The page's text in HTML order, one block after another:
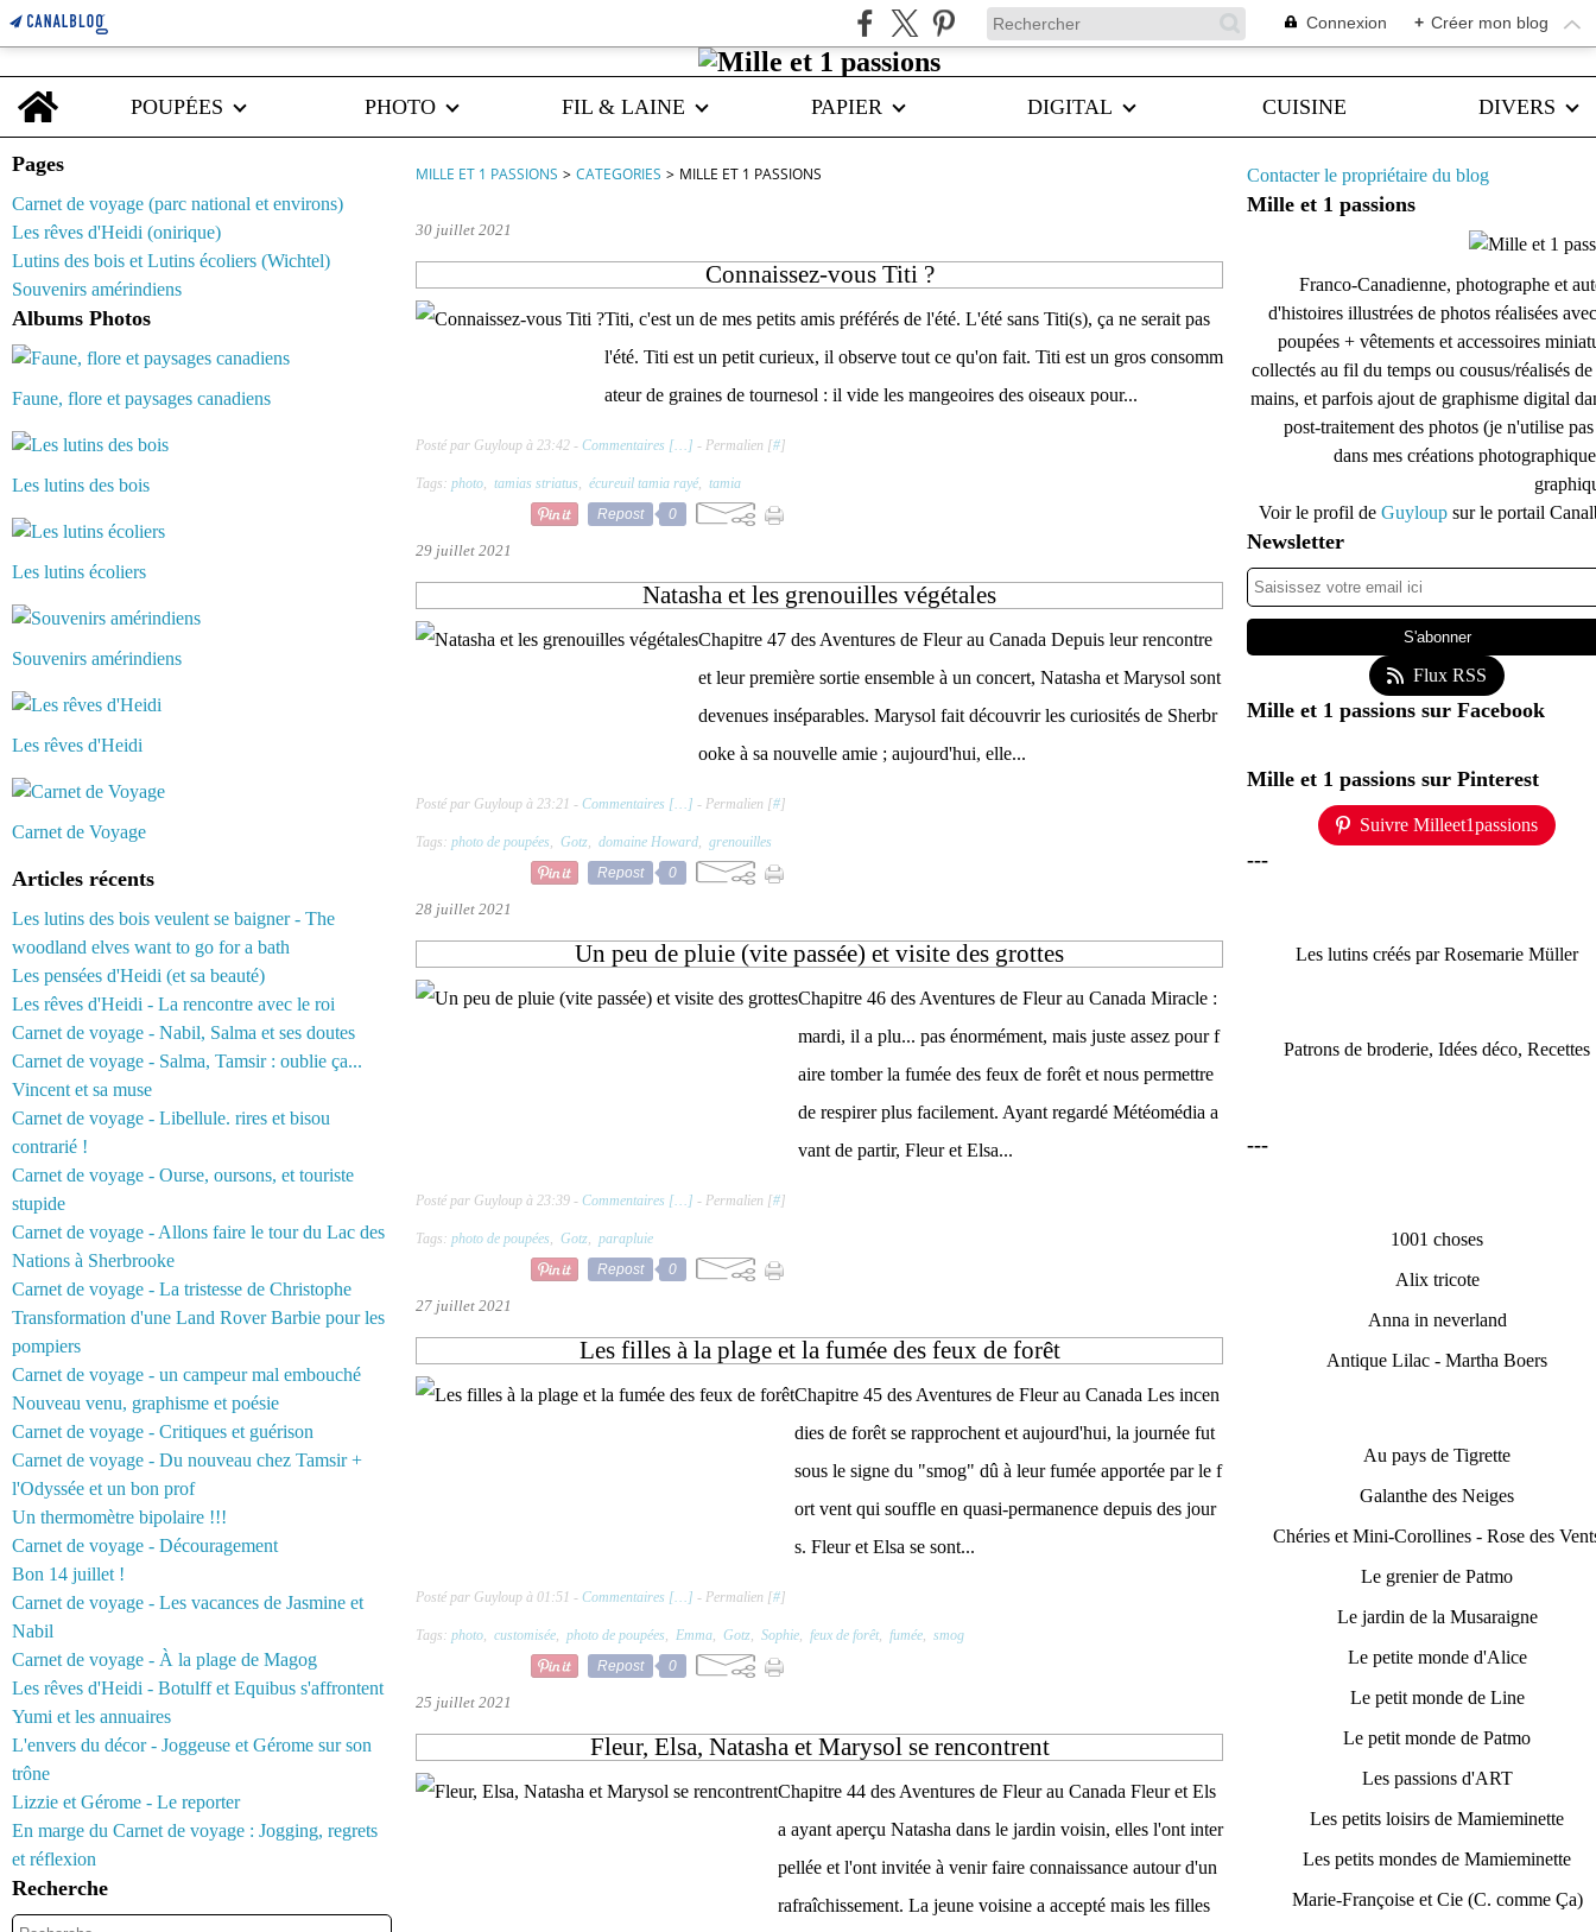
Connexion + Créer mon blog
Home
POUPÉES
PHOTO FIL & LAINE PAPIER DIGITAL CUISINE DIVERS
Pages
Carnet de voyage (parc national et environs)
Les rêves d'Heidi (onirique)
Lutins des bois et Lutins écoliers (Wichtel)
Souvenirs amérindiens
Albums Photos
Faune, flore et paysages canadiens
Les lutins des bois
Les lutins écoliers
Souvenirs amérindiens
Les rêves d'Heidi
Carnet de Voyage
Articles récents
Les lutins des bois veulent se baigner - The
woodland elves want to go for a bath
Les pensées d'Heidi (et sa beauté)
Les rêves d'Heidi - La rencontre avec le roi
Carnet de voyage - Nabil, Salma et ses doutes
Carnet de voyage - Salma, Tamsir : oublie ça...
Vincent et sa muse
Carnet de voyage - Libellule. rires et bisou
contrarié !
Carnet de voyage - Ourse, oursons, et touriste
stupide
Carnet de voyage - Allons faire le tour du Lac des
Nations à Sherbrooke
Carnet de voyage - La tristesse de Christophe
Transformation d'une Land Rover Barbie pour les
pompiers
Carnet de voyage - un campeur mal embouché
Nouveau venu, graphisme et poésie
Carnet de voyage - Critiques et guérison
Carnet de voyage - Du nouveau chez Tamsir +
l'Odyssée et un bon prof
Un thermomètre bipolaire !!!
Carnet de voyage - Découragement
Bon 14 juillet !
Carnet de voyage - Les vacances de Jasmine et
Nabil
Carnet de voyage - À la plage de Magog
Les rêves d'Heidi - Botulff et Equibus s'affrontent
Yumi et les annuaires
L'envers du décor - Joggeuse et Gérome sur son
trône
Lizzie et Gérome - Le reporter
En marge du Carnet de voyage : Jogging, regrets
et réflexion
Recherche
MILLE ET 1 PASSIONS > CATEGORIES > MILLE ET 1 PASSIONS
30 juillet 2021
Connaissez-vous Titi ?
Titi, c'est un de mes petits amis préférés de l'été. L'été sans Titi(s), ça ne serait pas
l'été. Titi est un petit curieux, il observe tout ce qu'on fait. Titi est un gros consomm
ateur de graines de tournesol : il vide les mangeoires des oiseaux pour...
Posté par Guyloup à 23:42 - Commentaires [… ] - Permalien [#]
Tags: photo, tamias striatus, écureuil tamia rayé, tamia
Repost
0
29 juillet 2021
Natasha et les grenouilles végétales
Chapitre 47 des Aventures de Fleur au Canada Depuis leur rencontre
et leur première sortie ensemble à un concert, Natasha et Marysol sont
devenues inséparables. Marysol fait découvrir les curiosités de Sherbr
ooke à sa nouvelle amie ; aujourd'hui, elle...
Posté par Guyloup à 23:21 - Commentaires [… ] - Permalien [#]
Tags: photo de poupées, Gotz, domaine Howard, grenouilles
Repost
0
28 juillet 2021
Un peu de pluie (vite passée) et visite des grottes
Chapitre 46 des Aventures de Fleur au Canada Miracle :
mardi, il a plu... pas énormément, mais juste assez pour f
aire tomber la fumée des feux de forêt et nous permettre
de respirer plus facilement. Ayant regardé Météomédia a
vant de partir, Fleur et Elsa...
Posté par Guyloup à 23:39 - Commentaires [… ] - Permalien [#]
Tags: photo de poupées, Gotz, parapluie
Repost
0
27 juillet 2021
Les filles à la plage et la fumée des feux de forêt
Chapitre 45 des Aventures de Fleur au Canada Les incen
dies de forêt se rapprochent et aujourd'hui, la journée fut
sous le signe du "smog" dû à leur fumée apportée par le f
ort vent qui souffle en quasi-permanence depuis des jour
s. Fleur et Elsa se sont...
Posté par Guyloup à 01:51 - Commentaires [… ] - Permalien [#]
Tags: photo, customisée, photo de poupées, Emma, Gotz, Sophie, feux de forêt, fumée, smog
Repost
0
25 juillet 2021
Fleur, Elsa, Natasha et Marysol se rencontrent
Chapitre 44 des Aventures de Fleur au Canada Fleur et Els
a ayant aperçu Natasha dans le jardin voisin, elles l'ont inter
pellée et l'ont invitée à venir faire connaissance autour d'un
rafraîchissement. La jeune voisine a accepté mais les filles
Contacter le propriétaire du blog
Mille et 1 passions
Franco-Canadienne, photographe et
d'histoires illustrées de photos réalisées
poupées + vêtements et accessoires
collectés au fil du temps ou cousus/réalisés de
mains, et parfois ajout de graphisme digital
post-traitement des photos (je n'utilise
dans mes créations
Voir le profil de Guyloup sur le portail
Newsletter
Flux RSS
Mille et 1 passions sur Facebook
Mille et 1 passions sur Pinterest
Suivre Milleet1passions
---
Les lutins créés par Rosemarie Müller
Patrons de broderie, Idées déco, Recettes
---
1001 choses
Alix tricote
Anna in neverland
Antique Lilac - Martha Boers
Au pays de Tigrette
Galanthe des Neiges
Chéries et Mini-Corollines - Rose des
Le grenier de Patmo
Le jardin de la Musaraigne
Le petite monde d'Alice
Le petit monde de Line
Le petit monde de Patmo
Les passions d'ART
Les petits loisirs de Mamieminette
Les petits mondes de Mamieminette
Marie-Françoise et Cie (C. comme Ça)